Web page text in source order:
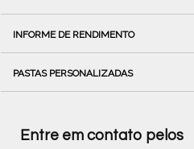
INFORME DE RENDIMENTO
PASTAS PERSONALIZADAS
Entre em contato pelos